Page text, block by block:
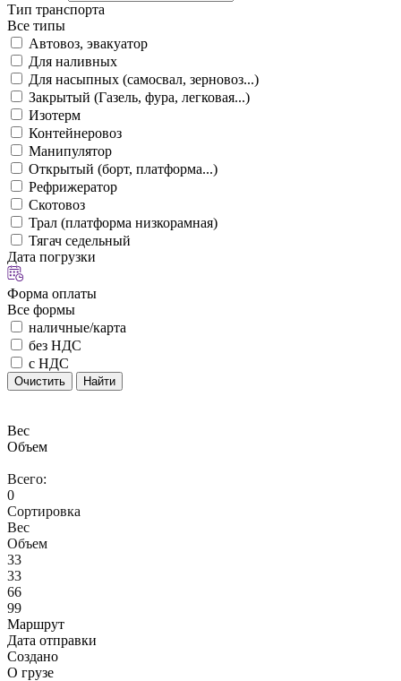
Тип транспорта
Все типы
Автовоз, эвакуатор
Для наливных
Для насыпных (самосвал, зерновоз...)
Закрытый (Газель, фура, легковая...)
Изотерм
Контейнеровоз
Манипулятор
Открытый (борт, платформа...)
Рефрижератор
Скотовоз
Трал (платформа низкорамная)
Тягач седельный
Дата погрузки
Форма оплаты
Все формы
наличные/карта
без НДС
с НДС
Очистить Найти
Вес
Объем
Всего:
0
Сортировка
Вес
Объем
33
33
66
99
Маршрут
Дата отправки
Создано
О грузе